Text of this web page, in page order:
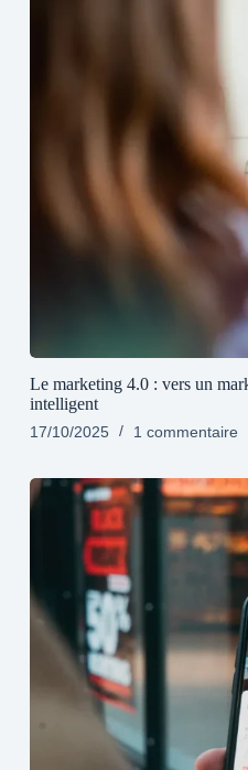
Le marketing 4.0 : vers un
intelligent
17/10/2025 1 commentaire